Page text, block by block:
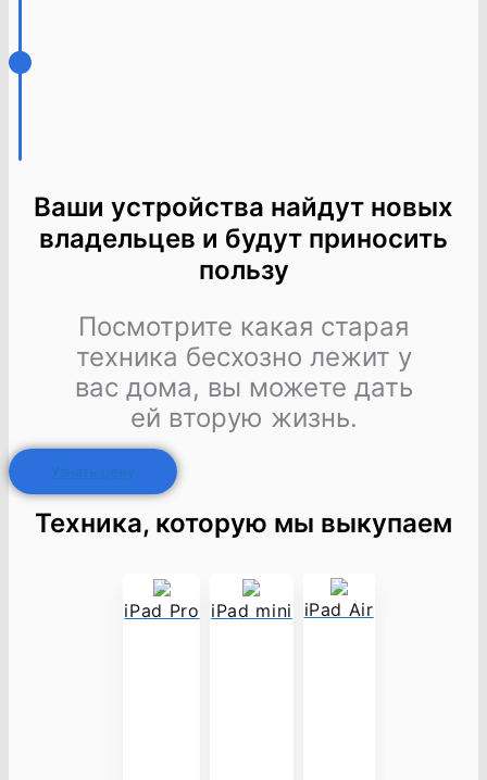
Ваши устройства найдут новых
владельцев и будут приносить
пользу
Посмотрите какая старая
техника бесхозно лежит у
вас дома, вы можете дать
ей вторую жизнь.
Узнать цену
Техника, которую мы выкупаем
iPad Pro iPad mini iPad Air